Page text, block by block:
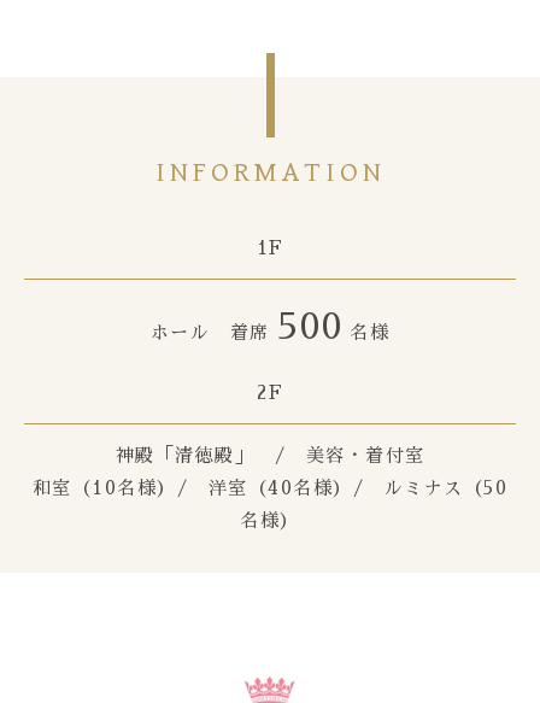
INFORMATION
1F
ホール 着席 500 名様
2F
神殿「清徳殿」 / 美容・着付室
和室（10名様）/ 洋室（40名様）/ ルミナス（50
名様）